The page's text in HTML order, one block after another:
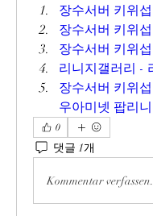
장수서버 키위
장수서버 키위
장수서버 키위
리니지갤러리 -
장수서버 키위
우아미넷 팝리
0
댓글 1개
Kommentar